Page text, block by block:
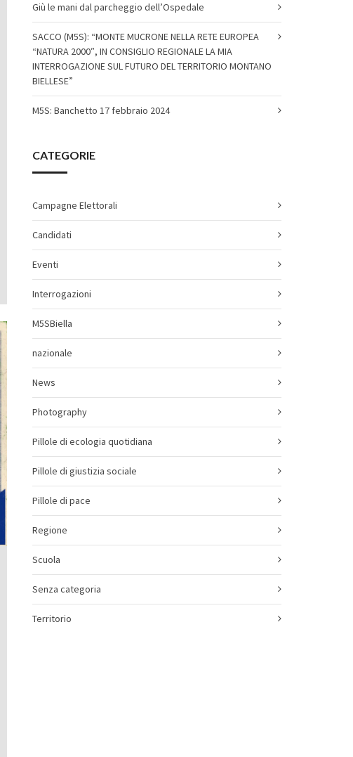
Giù le mani dal parcheggio dell’Ospedale
SACCO (M5S): “MONTE MUCRONE NELLA RETE EUROPEA
“NATURA 2000″, IN CONSIGLIO REGIONALE LA MIA
INTERROGAZIONE SUL FUTURO DEL TERRITORIO MONTANO
BIELLESE”
M5S: Banchetto 17 febbraio 2024
CATEGORIE
Campagne Elettorali
Candidati
Eventi
Interrogazioni
M5SBiella
nazionale
News
Photography
Pillole di ecologia quotidiana
Pillole di giustizia sociale
Pillole di pace
Regione
Scuola
Senza categoria
Territorio